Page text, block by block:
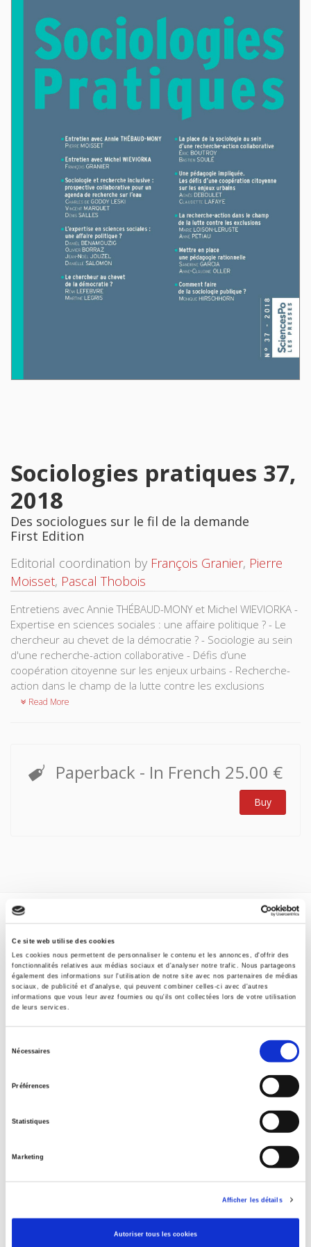
Ce site web utilise des cookies
Les cookies nous permettent de personnaliser le contenu et les annonces, d'offrir des
fonctionnalités relatives aux médias sociaux et d'analyser notre trafic. Nous partageons
également des informations sur l'utilisation de notre site avec nos partenaires de médias
sociaux, de publicité et d'analyse, qui peuvent combiner celles-ci avec d'autres
informations que vous leur avez fournies ou qu'ils ont collectées lors de votre utilisation
de leurs services.
Nécessaires
Préférences
Statistiques
Marketing
Afficher les détails
Autoriser tous les cookies
Sociologies pratiques 37,
2018
Des sociologues sur le fil de la demande
First Edition
Editorial coordination by François Granier, Pierre
Moisset, Pascal Thobois
Entretiens avec Annie THÉBAUD-MONY et Michel WIEVIORKA -
Expertise en sciences sociales : une affaire politique ? - Le
chercheur au chevet de la démocratie ? - Sociologie au sein
d'une recherche-action collaborative - Défis d’une
coopération citoyenne sur les enjeux urbains - Recherche-
action dans le champ de la lutte contre les exclusions
Read More
Paperback - In French 25.00 €
Buy
Specifications
Formats
Contents
Presses de Sciences Po
François Granier
Sociologies pratiques (2010-2024)
ISSN
Language